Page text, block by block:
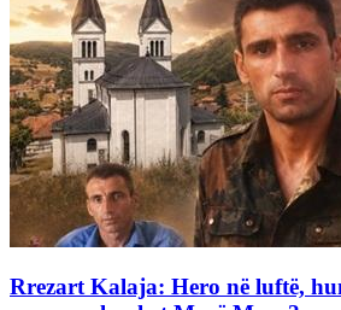
Rrezart Kalaja: Hero në luftë,